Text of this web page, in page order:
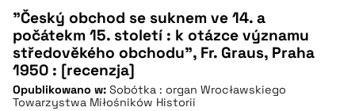
CZYSTY TEKST
pobierz cytat
"Český obchod se suknem ve 14. a
počátekm 15. století : k otázce významu
středověkého obchodu", Fr. Graus, Praha
1950 : [recenzja]
Opublikowano w: Sobótka : organ Wrocławskiego
Towarzystwa Miłośników Historii